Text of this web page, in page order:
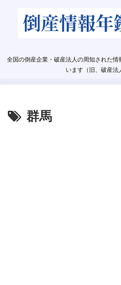
全国の倒産企業・破産法人の周知された
います（旧、破産法
群馬